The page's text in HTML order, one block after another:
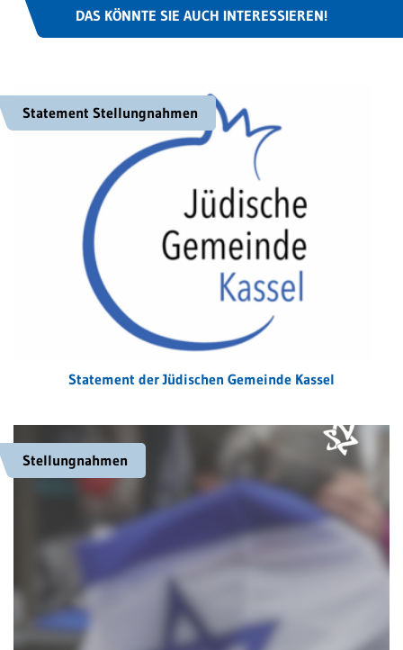
DAS KÖNNTE SIE AUCH INTERESSIEREN!
Statement Stellungnahmen
Statement der Jüdischen Gemeinde Kassel
Stellungnahmen